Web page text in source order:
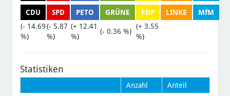
CDU SPD PETO GRÜNE FDP LINKE
MfM
(- 14.69
%)
(- 5.87
%)
(+ 12.41
%)
(- 0.36 %)
(+ 3.55
%)
Statistiken
Anzahl
Anteil